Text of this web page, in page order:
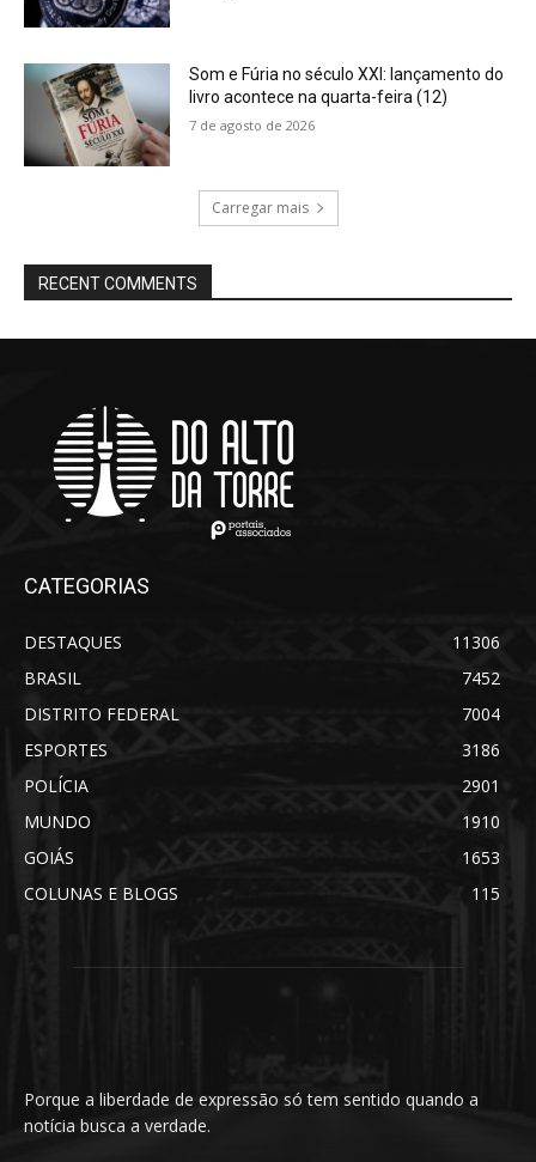
Som e Fúria no século XXI: lançamento do
livro acontece na quarta-feira (12)
7 de agosto de 2026
Carregar mais
RECENT COMMENTS
CATEGORIAS
DESTAQUES
11306
BRASIL
7452
DISTRITO FEDERAL
7004
ESPORTES
3186
POLÍCIA
2901
MUNDO
1910
GOIÁS
1653
COLUNAS E BLOGS
115
Porque a liberdade de expressão só tem sentido quando a
notícia busca a verdade.